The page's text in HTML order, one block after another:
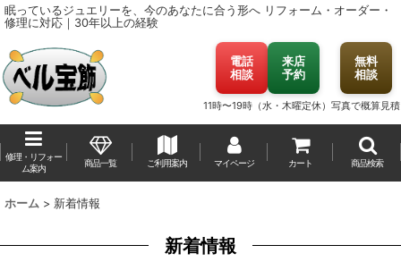
眠っているジュエリーを、今のあなたに合う形へ リフォーム・オーダー・
修理に対応｜30年以上の経験
電話
相談
来店
予約
11時〜19時（水・木曜定休）
無料
相談
写真で概算見積
修理・リフォー
ム案内
商品一覧 ご利用案内 マイページ カート 商品検索
ホーム > 新着情報
新着情報